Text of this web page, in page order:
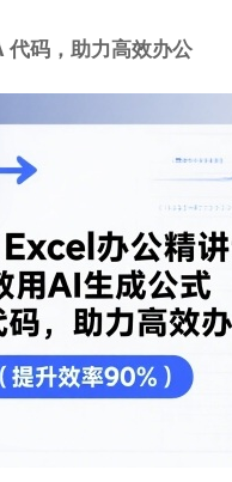
码，助力高效办公